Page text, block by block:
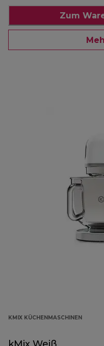
Zum
KMIX KÜCHENMASCHINEN